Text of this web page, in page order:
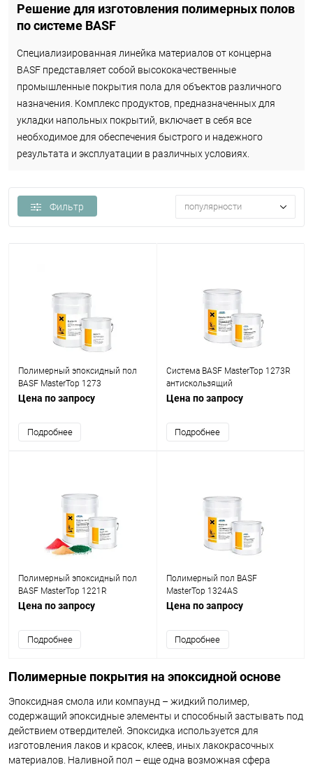
Решение для изготовления полимерных полов
по системе BASF
Специализированная линейка материалов от концерна
BASF представляет собой высококачественные
промышленные покрытия пола для объектов различного
назначения. Комплекс продуктов, предназначенных для
укладки напольных покрытий, включает в себя все
необходимое для обеспечения быстрого и надежного
результата и эксплуатации в различных условиях.
Фильтр популярности
Полимерный эпоксидный пол
BASF MasterTop 1273
Цена по запросу
Подробнее
Система BASF MasterTop 1273R
антискользящий
Цена по запросу
Подробнее
Полимерный эпоксидный пол
BASF MasterTop 1221R
Цена по запросу
Подробнее
Полимерный пол BASF
MasterTop 1324AS
Цена по запросу
Подробнее
Полимерные покрытия на эпоксидной основе
Эпоксидная смола или компаунд – жидкий полимер,
содержащий эпоксидные элементы и способный застывать под
действием отвердителей. Эпоксидка используется для
изготовления лаков и красок, клеев, иных лакокрасочных
материалов. Наливной пол – еще одна возможная сфера